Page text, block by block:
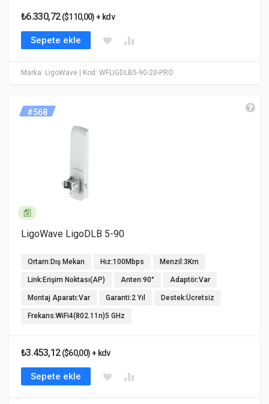
Marka: LigoWave | Kod: WFLIGDLB5-90-20-PRO
₺6.330,72($110,00) + kdv
Sepete ekle
#568
LigoWave LigoDLB 5-90
Ortam:Dış Mekan Hız:100Mbps Menzil:3Km
Link:Erişim Noktası(AP) Anten:90° Adaptör:Var
Montaj Aparatı:Var Garanti:2 Yıl Destek:Ücretsiz
Frekans:WiFi4(802.11n)5 GHz
₺3.453,12($60,00) + kdv
Sepete ekle